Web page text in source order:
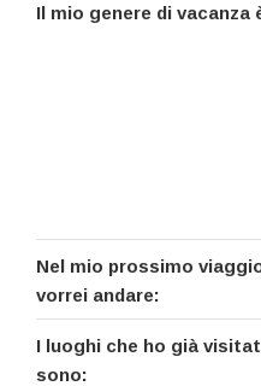
Il mio genere di vacanza
Nel mio prossimo
vorrei andare:
I luoghi che ho già
sono: